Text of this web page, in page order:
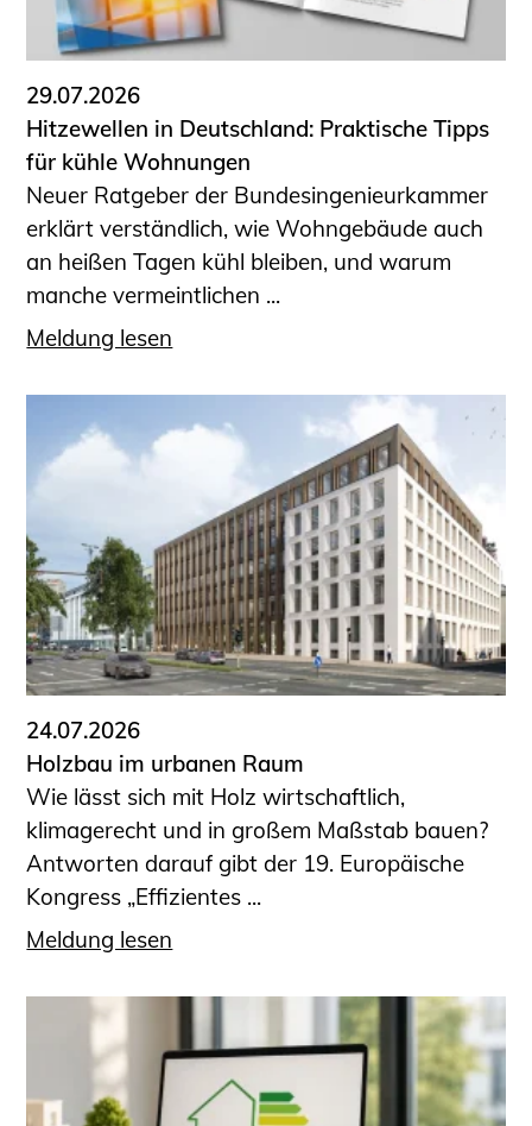
Informationen für Fortbildungsträger
Anträge, Anzeigen, Formulare
Fortbildung/Seminare
Informationen für Ingenieurinnen
und Ingenieure
Recht
Planungswettbewerbe
Publikationen
Stellenbörse
Staatlich anerkannte Sachverständige
Sachverständige
Prüfsachverständige
Qualifizierte Tragwerksplaner/-innen
Bauvorlageberechtigte
Sachkundige für Zustands- und
Funktionsprüfung privater
Abwasserleitungen
Vereinbarungen mit
Ingenieurkammern
Büronachfolge
Zusatzqualifikationen
Geschützter Bereich
Informationen für Auftraggeber und
Verbraucher
Ingenieursuche (Mitglieder der IK-Bau
NRW)
Bauherren-ABC
Informationen für Schülerinnen,
Schüler und Studierende
Projekte für Schülerinnen und Schüler
29.07.2026
Hitzewellen in Deutschland: Praktische Tipps
für kühle Wohnungen
Neuer Ratgeber der Bundesingenieurkammer
erklärt verständlich, wie Wohngebäude auch
an heißen Tagen kühl bleiben, und warum
manche vermeintlichen ...
Meldung lesen
24.07.2026
Holzbau im urbanen Raum
Wie lässt sich mit Holz wirtschaftlich,
klimagerecht und in großem Maßstab bauen?
Antworten darauf gibt der 19. Europäische
Kongress „Effizientes ...
Meldung lesen